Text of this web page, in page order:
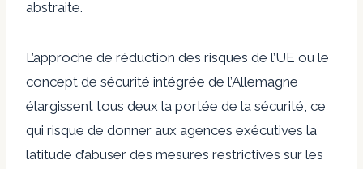
abstraite.
L’approche de réduction des risques de l’UE ou le
concept de sécurité intégrée de l’Allemagne
élargissent tous deux la portée de la sécurité, ce
qui risque de donner aux agences exécutives la
latitude d’abuser des mesures restrictives sur les